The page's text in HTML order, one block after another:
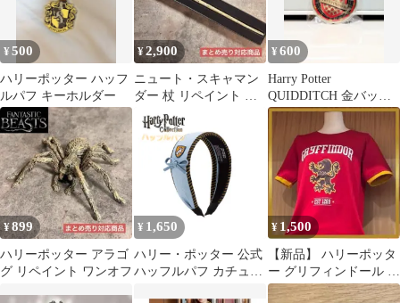
¥500
ハリーポッター ハッフ
ルパフ キーホルダー
¥2,900
ニュート・スキャマン
ダー 杖 リペイント ワ
ンオフ
¥600
Harry Potter
QUIDDITCH 金バッジ
GRYFFINDOR
¥899
ハリーポッター アラゴ
グ リペイント ワンオフ
¥ 1,650
ハリー・ポッター 公式
ハッフルパフ カチュー
¥ 1,500
【新品】 ハリーポッタ
ー グリフィンドール Ｔ
シャツ Sサイズ USJ ユ